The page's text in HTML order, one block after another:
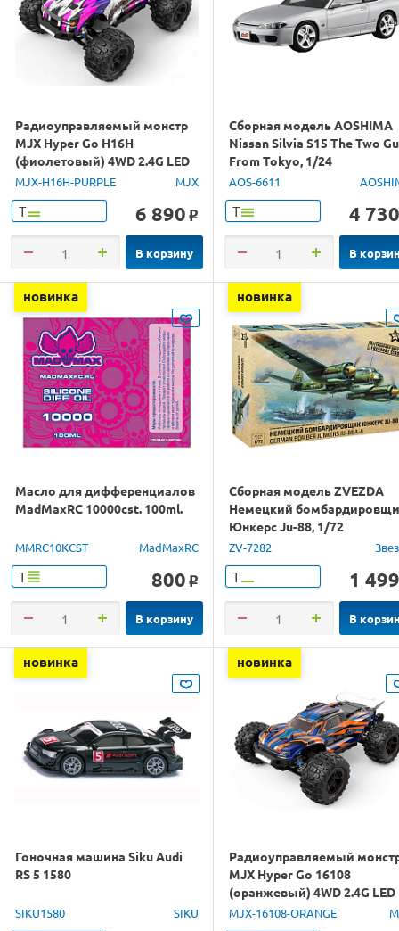
Радиоуправляемый монстр
MJX Hyper Go H16H
(фиолетовый) 4WD 2.4G LED
GPS 1/16 RTR
MJX-H16H-PURPLE MJX
Т 6 890 o
В корзину
Сборная модель AOSHIMA
Nissan Silvia S15 The Two
From Tokyo, 1/24
AOS-6611
Т 4 730
В
новинка
Масло для дифференциалов
MadMaxRC 10000cst. 100ml.
MMRC10KCST MadMaxRC
Т 800 o
В корзину
новинка
Сборная модель ZVEZDA
Немецкий
Юнкерс Ju-88, 1/72
ZV-7282
Т 1 499
В
новинка
Гоночная машина Siku Audi
RS 5 1580
SIKU1580 SIKU
новинка
Радиоуправляемый
MJX Hyper Go 16108
(оранжевый) 4WD 2.4G LED
1/16 RTR
MJX-16108-ORANGE